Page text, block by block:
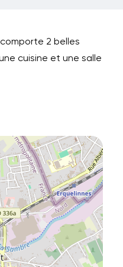
2 belles
cuisine et une salle